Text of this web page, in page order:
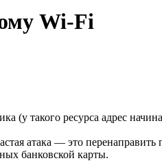
Wi-Fi
(у такого ресурса адрес
атака — это перенаправить
банковской карты.